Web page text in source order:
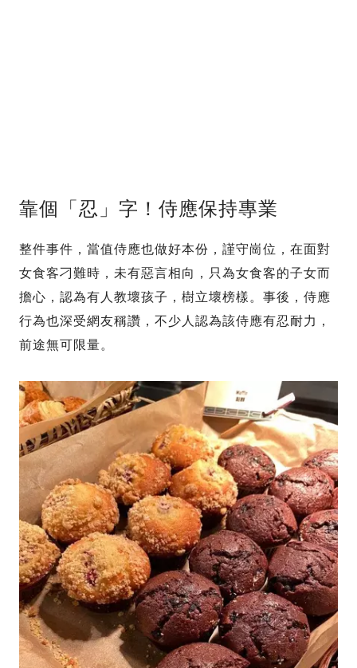
靠個「忍」字！侍應保持專業
整件事件，當值侍應也做好本份，謹守崗位，在面對
女食客刁難時，未有惡言相向，只為女食客的子女而
擔心，認為有人教壞孩子，樹立壞榜樣。事後，侍應
行為也深受網友稱讚，不少人認為該侍應有忍耐力，
前途無可限量。